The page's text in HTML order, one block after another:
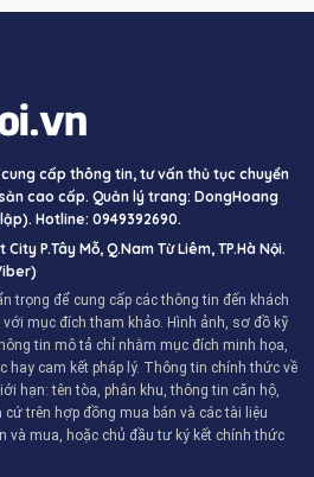
cấp thông tin, tư vấn thủ tục chuyển
cao cấp. Quản lý trang: DongHoang
Hotline: 0949392690.
P.Tây Mỗ, Q.Nam Từ Liêm, TP.Hà Nội.
trọng để cung cấp các thông tin đến khách
mục đích tham khảo. Hình ảnh, sơ đồ kỹ
tin mô tả chỉ nhằm mục đích minh họa,
hay cam kết pháp lý. Thông tin chính thức về
hạn: tên tòa, phân khu, thông tin căn hộ,
trên hợp đồng mua bán và các tài liệu
và mua, hoặc chủ đầu tư ký kết chính thức